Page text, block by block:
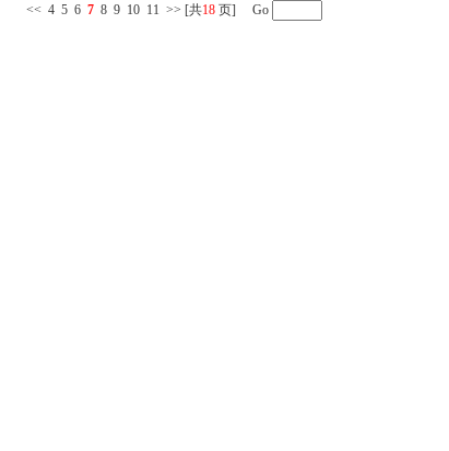
<< 4 5 6 7 8 9 10 11 >> [共18 页] Go